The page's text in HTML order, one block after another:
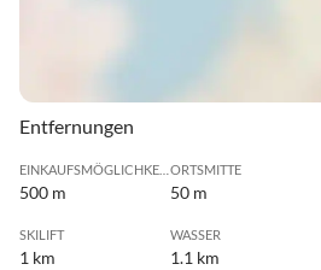
Entfernungen
500 m
ORTSMITTE
50 m
SKILIFT
1 km
WASSER
1.1 km